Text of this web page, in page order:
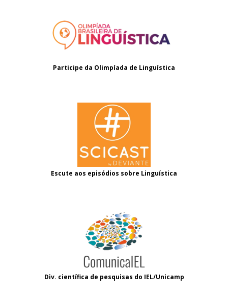
Participe da Olimpíada de Linguística
Escute aos episódios sobre Linguística
Div. científica de pesquisas do IEL/Unicamp